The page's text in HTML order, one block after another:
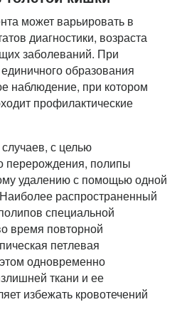
может варьировать в
диагностики, возраста
заболеваний. При
образования
наблюдение, при котором
профилактические
с целью
перерождения, полипы
удалению с помощью одной
распространенный
специальной
время повторной
петлевая
одновременно
ткани и ее
избежать кровотечений